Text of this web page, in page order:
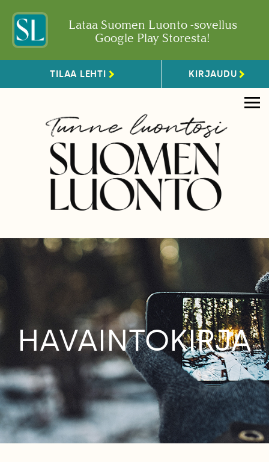
Lataa Suomen Luonto -sovellus
Google Play Storesta!
TILAA LEHTI KIRJAUDU
HAVAINTOKIRJA